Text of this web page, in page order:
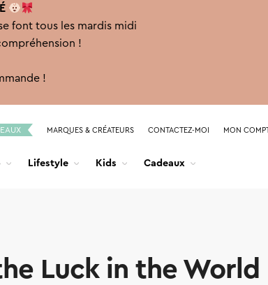
font tous les mardis midi
!
!
MARQUES & CRÉATEURS CONTACTEZ-MOI MON
Lifestyle Kids Cadeaux
Luck in the World